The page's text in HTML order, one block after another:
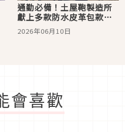
通勤必備！土屋鞄製造所
獻上多款防水皮革包款，
自信從容應對梅雨季
2026年06月10日
會喜歡